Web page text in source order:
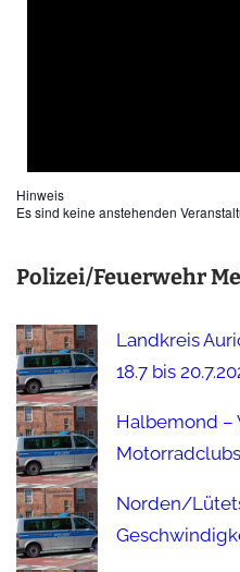
Hinweis
Es sind keine anstehenden
Polizei/Feuerwehr
Landkreis
18.7 bis
Halbemond –
Norden/